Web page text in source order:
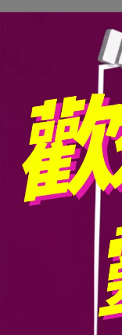
至繪製圖表。
能會修訂所做的圖表
，不如無書」，我